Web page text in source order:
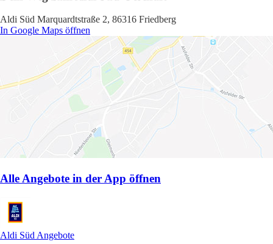
Aldi Süd Marquardtstraße 2, 86316 Friedberg
In Google Maps öffnen
Alle Angebote in der App öffnen
Aldi Süd Angebote